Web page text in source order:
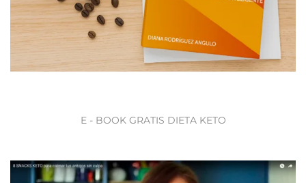
E - BOOK GRATIS DIETA KETO